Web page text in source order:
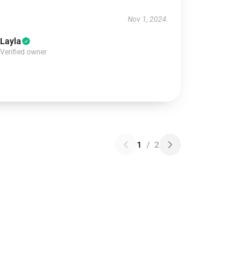
Nov 1, 2024
Layla
Verified owner
1 / 2